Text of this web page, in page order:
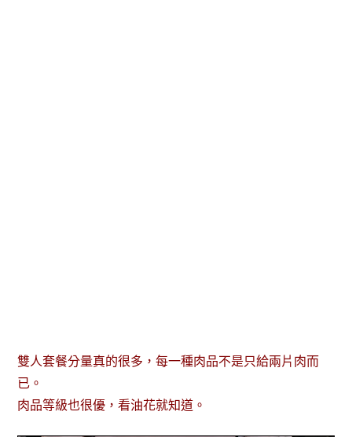
雙人套餐分量真的很多，每一種肉品不是只給兩片肉而
已。
肉品等級也很優，看油花就知道。